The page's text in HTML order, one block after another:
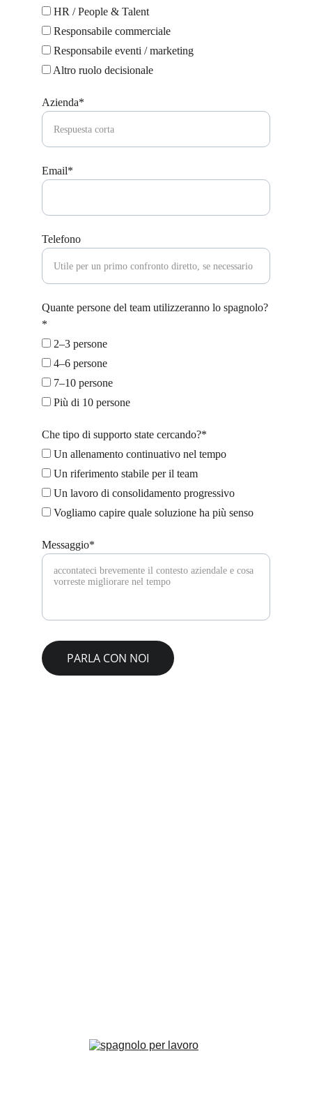
HR / People & Talent
Responsabile commerciale
Responsabile eventi / marketing
Altro ruolo decisionale
Azienda*
Email*
Telefono
Quante persone del team utilizzeranno lo spagnolo?
*
2–3 persone
4–6 persone
7–10 persone
Più di 10 persone
Che tipo di supporto state cercando?*
Un allenamento continuativo nel tempo
Un riferimento stabile per il team
Un lavoro di consolidamento progressivo
Vogliamo capire quale soluzione ha più senso
Messaggio*
PARLA CON NOI